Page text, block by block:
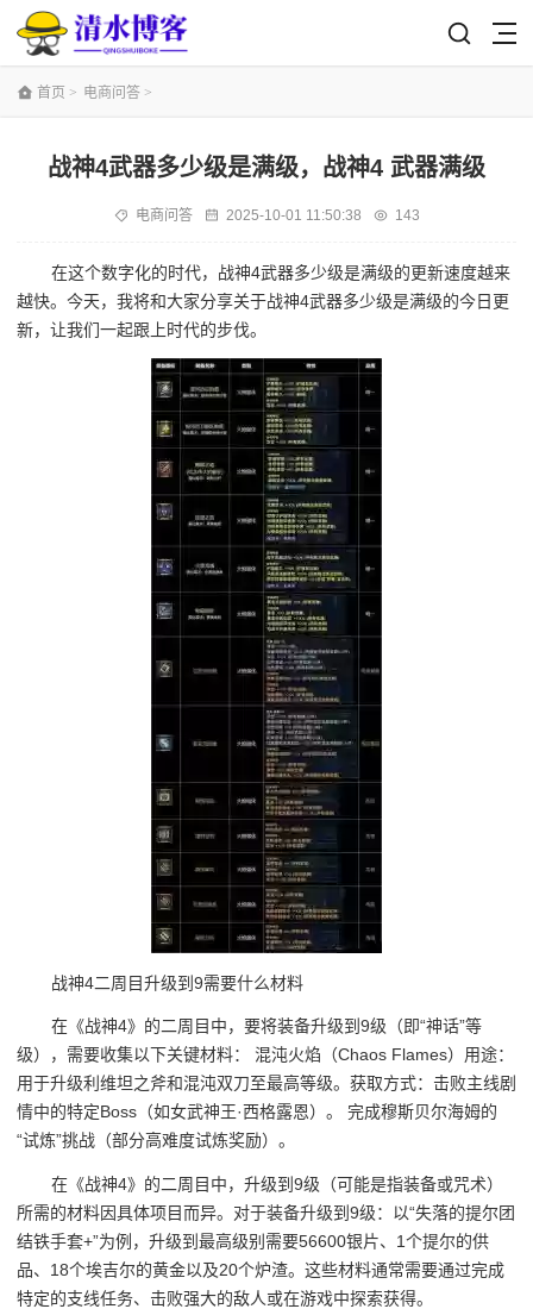
首页 > 电商问答 >
战神4武器多少级是满级，战神4 武器满级
电商问答 2025-10-01 11:50:38 143
在这个数字化的时代，战神4武器多少级是满级的更新速度越来
越快。今天，我将和大家分享关于战神4武器多少级是满级的今日更
新，让我们一起跟上时代的步伐。
战神4二周目升级到9需要什么材料
在《战神4》的二周目中，要将装备升级到9级（即“神话”等
级），需要收集以下关键材料： 混沌火焰（Chaos Flames）用途：
用于升级利维坦之斧和混沌双刀至最高等级。获取方式：击败主线剧
情中的特定Boss（如女武神王·西格露恩）。 完成穆斯贝尔海姆的
“试炼”挑战（部分高难度试炼奖励）。
在《战神4》的二周目中，升级到9级（可能是指装备或咒术）
所需的材料因具体项目而异。对于装备升级到9级：以“失落的提尔团
结铁手套+”为例，升级到最高级别需要56600银片、1个提尔的供
品、18个埃吉尔的黄金以及20个炉渣。这些材料通常需要通过完成
特定的支线任务、击败强大的敌人或在游戏中探索获得。